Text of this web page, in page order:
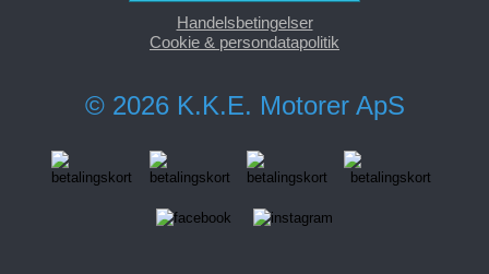
Handelsbetingelser
Cookie & persondatapolitik
© 2026 K.K.E. Motorer ApS